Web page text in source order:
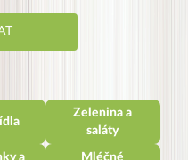
Zelenina a
saláty
a
Mléčné